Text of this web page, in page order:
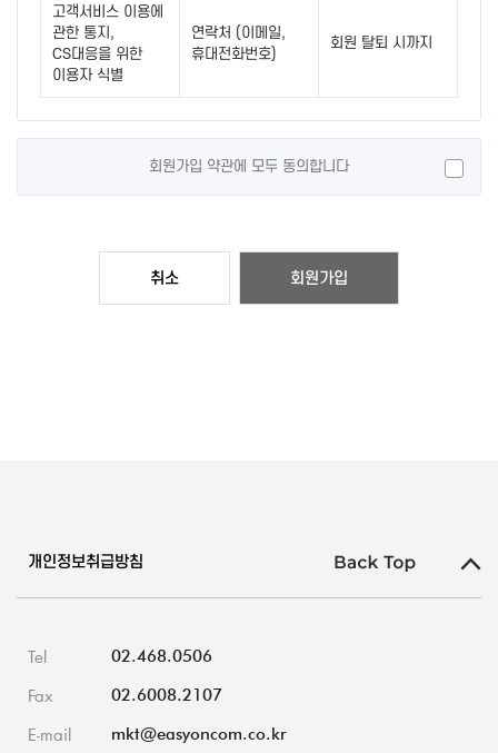
고객서비스 이용에
관한 통지,
CS대응을 위한
이용자 식별
연락처 (이메일,
휴대전화번호)
회원 탈퇴 시까지
회원가입 약관에 모두 동의합니다
취소 회원가입
개인정보취급방침
Tel 02.468.0506
Fax 02.6008.2107
E-mail mkt@easyoncom.co.kr